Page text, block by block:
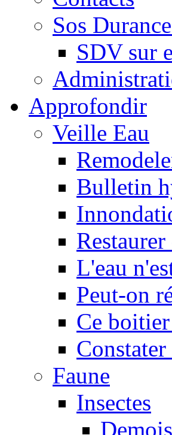
Sos
SDV sur
Approfondir
Veille Eau
Bulletin
L'eau
Peut-on
Ce
Faune
Insectes